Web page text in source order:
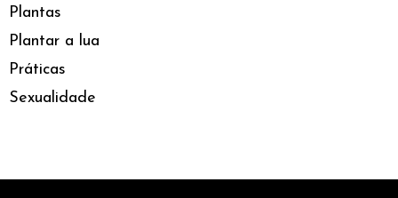
Plantas
Plantar a lua
Práticas
Sexualidade